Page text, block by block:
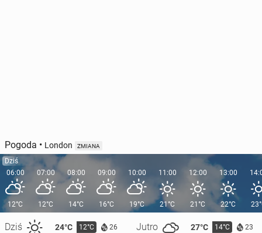
Pogoda • London ZMIANA
Dziś
06:00
12°C
Dziś 24°C 12°C 26 Jutro 27°C 14°C 23
07:00
12°C
08:00
14°C
09:00
16°C
10:00
19°C
11:00
21°C
12:00
21°C
13:00
22°C